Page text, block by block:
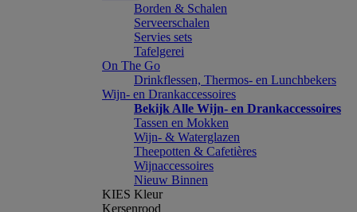
Borden & Schalen
Serveerschalen
Servies sets
Tafelgerei
On The Go
Drinkflessen, Thermos- en Lunchbekers
Wijn- en Drankaccessoires
Bekijk Alle Wijn- en Drankaccessoires
Tassen en Mokken
Wijn- & Waterglazen
Theepotten & Cafetières
Wijnaccessoires
Nieuw Binnen
KIES Kleur
Kersenrood